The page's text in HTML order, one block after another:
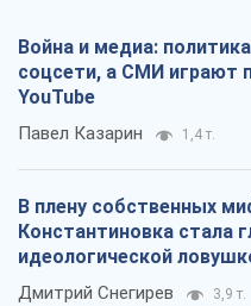
Война и медиа:
соцсети, а СМИ играют
YouTube
Павел Казарин 1,4 т.
В плену собственных
Константиновка стала
идеологической
российских оккупантов
Дмитрий Снегирев 3,9 т.